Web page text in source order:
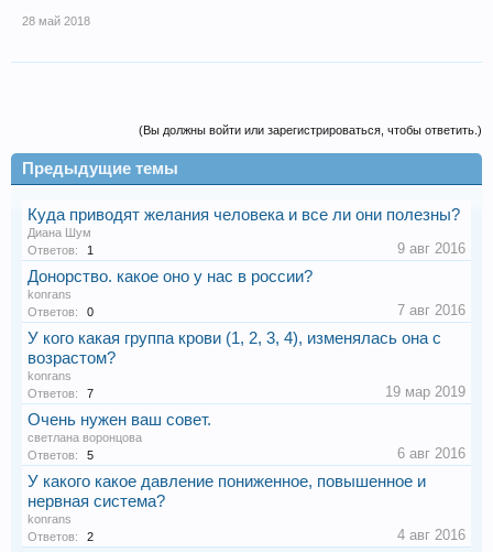
28 май 2018
(Вы должны войти или зарегистрироваться, чтобы ответить.)
Предыдущие темы
Куда приводят желания человека и все ли они полезны?
Диана Шум
Ответов:
1 9 авг 2016
Донорство. какое оно у нас в россии?
konrans
Ответов:
0 7 авг 2016
У кого какая группа крови (1, 2, 3, 4), изменялась она с
возрастом?
konrans
Ответов:
7 19 мар 2019
Очень нужен ваш совет.
светлана воронцова
Ответов:
5 6 авг 2016
У какого какое давление пониженное, повышенное и
нервная система?
konrans
Ответов:
2 4 авг 2016